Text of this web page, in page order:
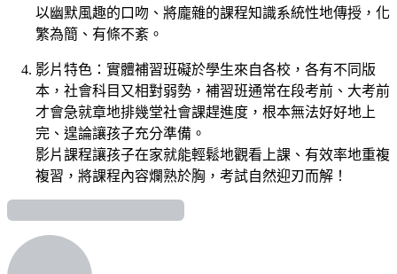
以幽默風趣的口吻、將龐雜的課程知識系統性地傳授，化
繁為簡、有條不紊。
影片特色：實體補習班礙於學生來自各校，各有不同版
本，社會科目又相對弱勢，補習班通常在段考前、大考前
才會急就章地排幾堂社會課趕進度，根本無法好好地上
完、遑論讓孩子充分準備。
影片課程讓孩子在家就能輕鬆地觀看上課、有效率地重複
複習，將課程內容爛熟於胸，考試自然迎刃而解！